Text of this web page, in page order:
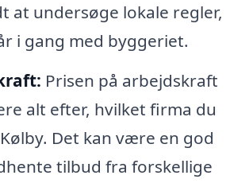
at undersøge lokale regler,
i gang med byggeriet.
Prisen på arbejdskraft
alt efter, hvilket firma du
Det kan være en god
tilbud fra forskellige